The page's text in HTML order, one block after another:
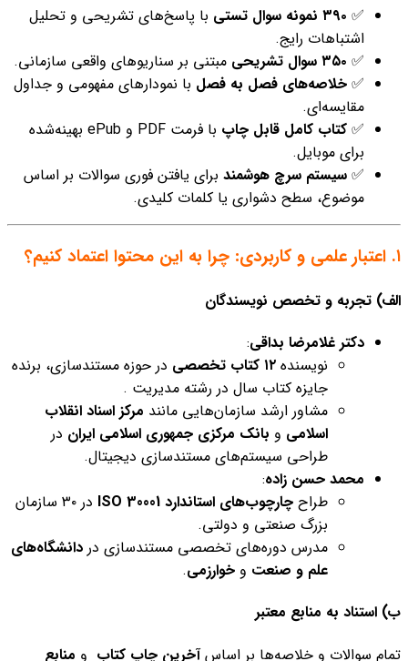
✅ ۳۹۰ نمونه سوال تستی
با پاسخ‌های تشریحی و تحلیل
اشتباهات رایج.
✅ ۳۵۰ سوال تشریحی
مبتنی بر سناریوهای واقعی سازمانی.
✅ خلاصه‌های فصل به فصل با نمودارهای مفهومی و جداول
مقایسه‌ای.
✅ کتاب کامل قابل چاپ
با فرمت PDF و ePub بهینه‌شده
برای موبایل.
✅ سیستم سرچ هوشمند برای یافتن فوری سوالات بر اساس
موضوع، سطح دشواری یا کلمات کلیدی.
۱. اعتبار علمی و کاربردی: چرا به این محتوا اعتماد کنیم؟
الف) تجربه و تخصص نویسندگان
دکتر غلامرضا بداقی:
نویسنده ۱۲ کتاب تخصصی
در حوزه مستندسازی، برنده
جایزه کتاب سال در رشته مدیریت .
مشاور ارشد سازمان‌هایی مانند مرکز اسناد انقلاب
اسلامی و بانک مرکزی جمهوری اسلامی ایران در
طراحی سیستم‌های مستندسازی دیجیتال.
محمد حسن زاده:
طراح چارچوب‌های استاندارد ISO 30001
در ۳۰ سازمان
بزرگ صنعتی و دولتی.
مدرس دوره‌های تخصصی مستندسازی در دانشگاه‌های
علم و صنعت و خوارزمی.
ب) استناد به منابع معتبر
تمام سوالات و خلاصه‌ها بر اساسآخرین چاپ کتاب و منابع